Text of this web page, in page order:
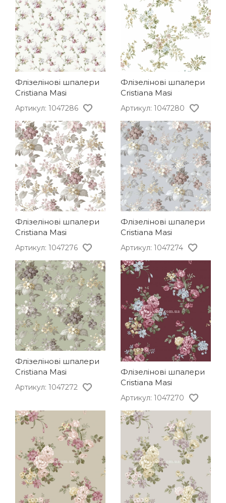
Флізелінові шпалери
Cristiana Masi
Артикул: 1047286
Флізелінові шпалери
Cristiana Masi
Артикул: 1047280
Флізелінові шпалери
Cristiana Masi
Артикул: 1047276
Флізелінові шпалери
Cristiana Masi
Артикул: 1047274
Флізелінові шпалери
Cristiana Masi
Артикул: 1047272
Флізелінові шпалери
Cristiana Masi
Артикул: 1047270